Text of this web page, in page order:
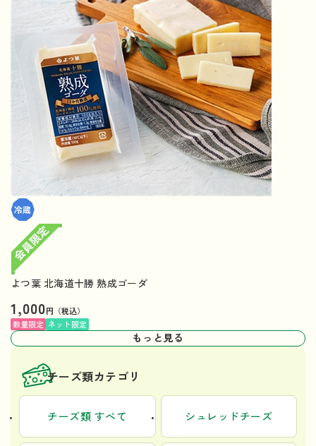
よつ葉 北海道十勝 熟成ゴーダ
1,000円（税込）
数量限定 ネット限定
もっと見る
チーズ類カテゴリ
チーズ類 すべて シュレッドチーズ